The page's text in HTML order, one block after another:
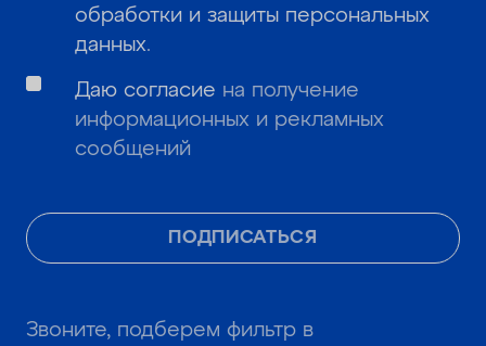
ПОДПИСАТЬСЯ
обработки и защиты персональных
данных.
Даю согласие на получение
информационных и рекламных
сообщений
Звоните, подберем фильтр в